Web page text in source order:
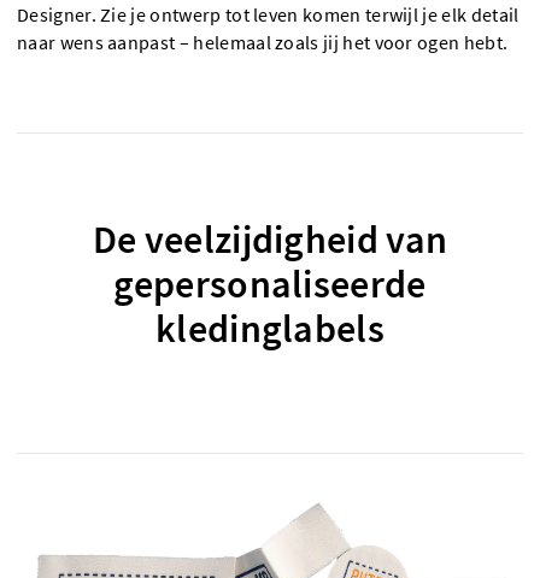
Designer. Zie je ontwerp tot leven komen terwijl je elk detail
naar wens aanpast – helemaal zoals jij het voor ogen hebt.
De veelzijdigheid van
gepersonaliseerde
kledinglabels